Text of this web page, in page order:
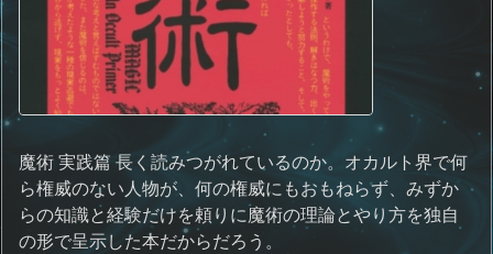
魔術 実践篇 長く読みつがれているのか。オカルト界で何
ら権威のない人物が、何の権威にもおもねらず、みずか
らの知識と経験だけを頼りに魔術の理論とやり方を独自
の形で呈示した本だからだろう。